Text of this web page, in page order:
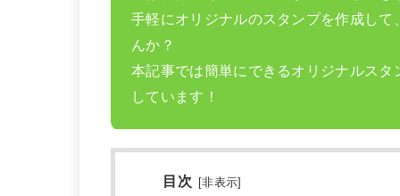
手軽にオリジナルのスタンプを作成し
んか？
本記事では簡単にできるオリジナルス
しています！
目次 [非表示]